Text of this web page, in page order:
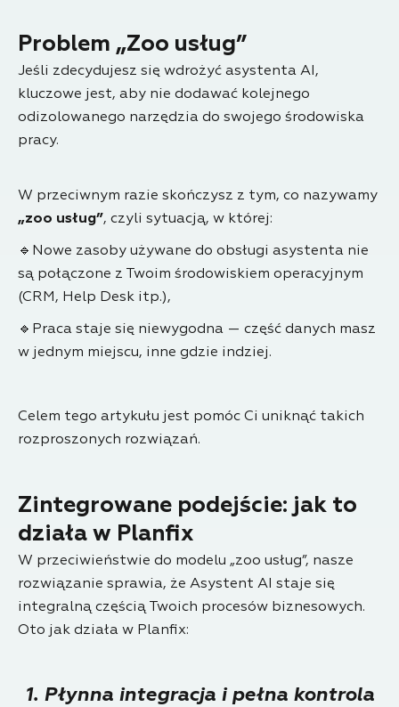
Problem „Zoo usług”
Jeśli zdecydujesz się wdrożyć asystenta AI,
kluczowe jest, aby nie dodawać kolejnego
odizolowanego narzędzia do swojego środowiska
pracy.
W przeciwnym razie skończysz z tym, co nazywamy
„zoo usług”, czyli sytuacją, w której:
🔹Nowe zasoby używane do obsługi asystenta nie
są połączone z Twoim środowiskiem operacyjnym
(CRM, Help Desk itp.),
🔹Praca staje się niewygodna — część danych masz
w jednym miejscu, inne gdzie indziej.
Celem tego artykułu jest pomóc Ci uniknąć takich
rozproszonych rozwiązań.
Zintegrowane podejście: jak to
działa w Planfix
W przeciwieństwie do modelu „zoo usług”, nasze
rozwiązanie sprawia, że Asystent AI staje się
integralną częścią Twoich procesów biznesowych.
Oto jak działa w Planfix:
1. Płynna integracja i pełna kontrola